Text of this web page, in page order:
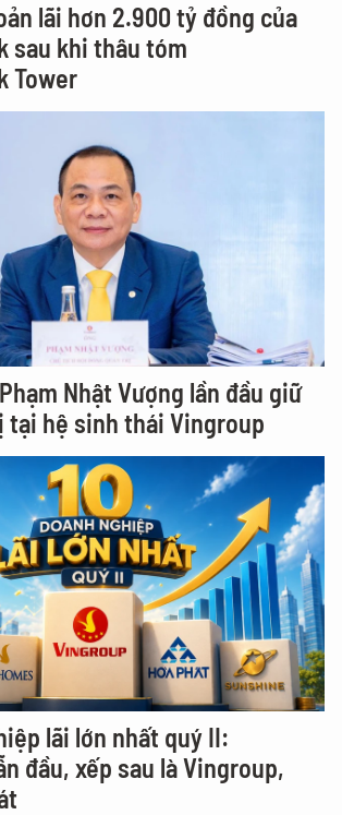
lãi hơn 2.900 tỷ đồng của
sau khi thâu tóm
Tower
Nhật Vượng lần đầu giữ
hệ sinh thái Vingroup
lãi lớn nhất quý II:
đầu, xếp sau là Vingroup,